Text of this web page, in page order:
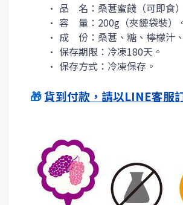
品　名：桑葚蜜餞（可即食
容　量：200g（夾鏈袋裝）
成　份：桑葚、糖、檸檬汁
保存期限：冷凍180天。
保存方式：冷凍保存。
🎁 貨到付款，請以LINE客服